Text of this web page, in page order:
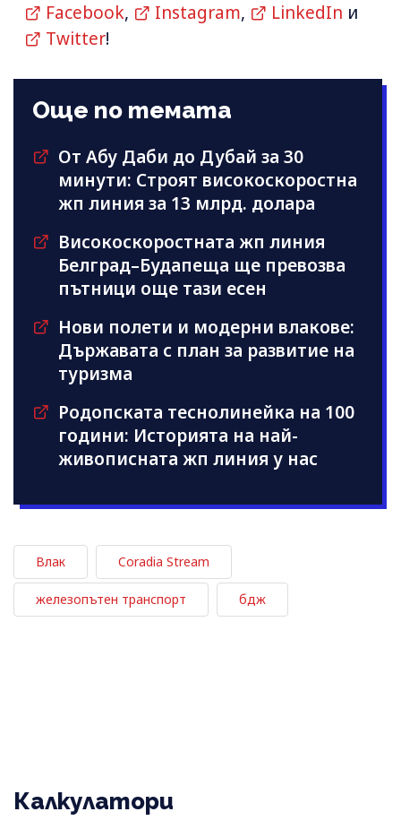
Facebook, Instagram, LinkedIn и
Twitter!
Още по темата
От Абу Даби до Дубай за 30
минути: Строят високоскоростна
жп линия за 13 млрд. долара
Високоскоростната жп линия
Белград–Будапеща ще превозва
пътници още тази есен
Нови полети и модерни влакове:
Държавата с план за развитие на
туризма
Родопската теснолинейка на 100
години: Историята на най-
живописната жп линия у нас
Влак Coradia Stream
железопътен транспорт бдж
Калкулатори